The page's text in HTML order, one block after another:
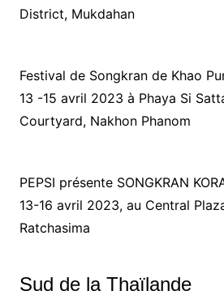
District, Mukdahan
Festival de Songkran de Khao
13 -15 avril 2023 à Phaya Si
Courtyard, Nakhon Phanom
PEPSI présente SONGKRAN
13-16 avril 2023, au Central
Ratchasima
Sud de la Thaïlande